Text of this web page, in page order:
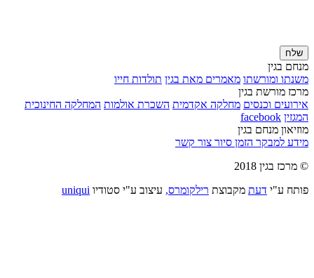
שלח
מנחם בגין
משנתו ומורשתו מאמרים מאת בגין תולדות חייו
מרכז מורשת בגין
אירועים וכנסים מחלקה אקדמית השכרת אולמות המחלקה החינוכית
המגזין facebook
מוזיאון מנחם בגין
מידע למבקר הזמן סיור צור קשר
© מרכז בגין 2018
פותח ע"י דעת מקבוצת רילקומרס, עיצוב ע"י סטודיו uniqui